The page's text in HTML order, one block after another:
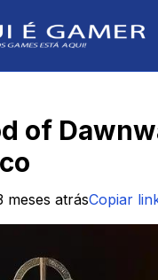
of
meses atrásCopiar